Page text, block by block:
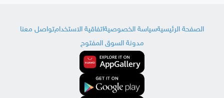
الصفحة الرئيسيةسياسة الخصوصيةاتفاقية الاستخدامتواصل معنا
مدونة السوق المفتوح